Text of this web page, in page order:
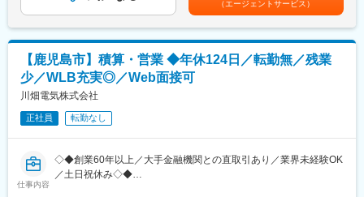
択可能です。
内勤で経験を積みながら、長期的なキャリア形成が可能です。
■女性社員が活躍している理由：
女性社員が長く安心して働き、キャリアを築ける環境づくりを進
めています。
・鹿児島県 女性活躍推進宣言企業 に登録
・かごしま子育て応援企業 に認定
・育休取得・復帰実績あり（復帰率100％）
取引先：九州の建設会社や建設機器レンタル・リース会社が中心
・既存顧客の深耕：定期訪問でニーズをヒアリングし、最適な提
案を実施
・メーカーとの調整：仕様・納期・価格の交渉
・事務処理・契約対応：見積作成、契約書、受発注管理
・納入立会い・アフターフォロー：納品時の現場対応、導入後の
調整・修理
・プロジェクト管理：顧客とメーカーの間に立ち、納期調整や課
題解決をサポート
■組織構成：
考を通じて上下する可能性があります。月給(月額)は固定手当を含
めた表記です。
（エージェントサービス）
【鹿児島市】積算・営業 ◆年休124日／転勤無／残業
少／WLB充実◎／Web面接可
川畑電気株式会社
正社員 転勤なし
仕事内容
◇◆創業60年以上／大手金融機関との直取引あり／業界未経験OK
／土日祝休み◇◆